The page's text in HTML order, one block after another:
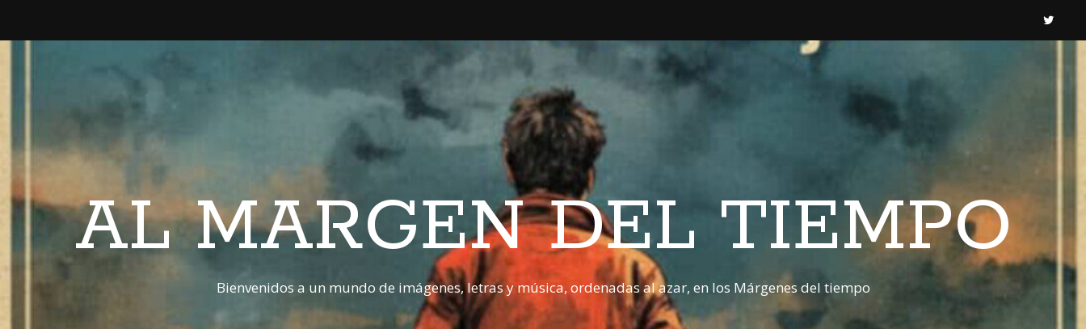
AL MARGEN DEL TIEMPO
Bienvenidos a un mundo de imágenes, letras y música, ordenadas al azar, en los Márgenes del tiempo